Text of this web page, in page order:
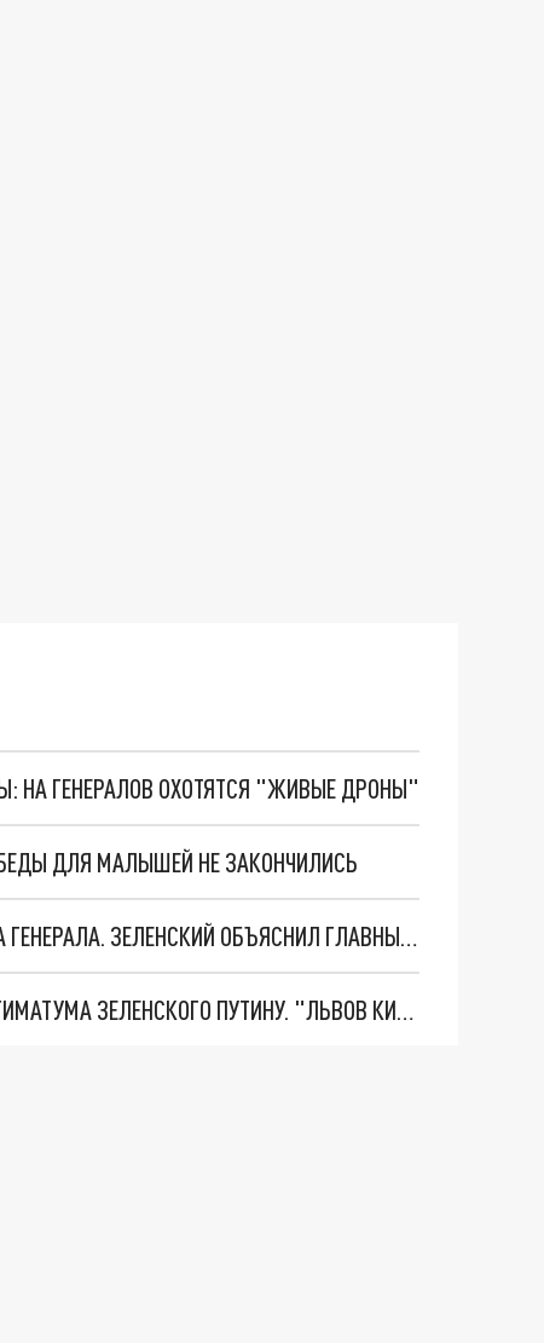
НА ГЕНЕРАЛОВ ОХОТЯТСЯ "ЖИВЫЕ ДРОНЫ"
ДЛЯ МАЛЫШЕЙ НЕ ЗАКОНЧИЛИСЬ
"МЫ ВАС ЗАСТАВИМ": ЖУТКИЕ ДЕТАЛИ ОХОТЫ НА ГЕНЕРАЛА. ЗЕЛЕНСКИЙ ОБЪЯСНИЛ ГЛАВНЫЙ СМЫСЛ ТЕРАКТА В ЦЕНТРЕ МОСКВЫ
НОВОЕ МАСШТАБНЕЙШЕЕ НАСТУПЛЕНИЕ. ТРИ УЛЬТИМАТУМА ЗЕЛЕНСКОГО ПУТИНУ. "ЛЬВОВ КИМА" ПОСТАВЯТ НА ПВО? ГЛОБАЛЬНЫЙ ПРОРЫВ ПОД ЗАПОРОЖЬЕМ